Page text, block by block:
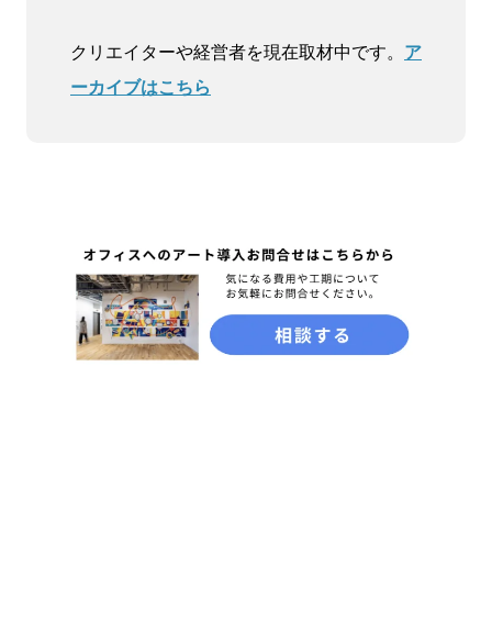
クリエイターや経営者を現在取材中です。 ア
ーカイブはこちら